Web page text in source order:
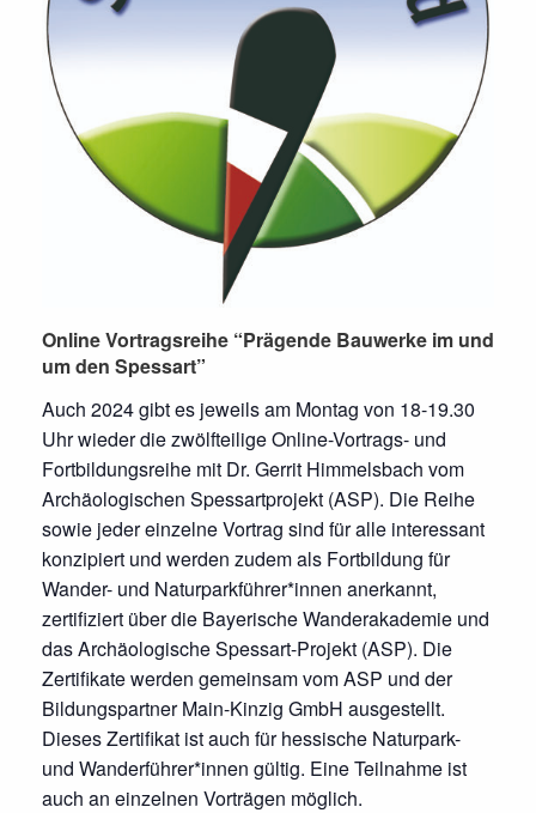
Online Vortragsreihe “Prägende Bauwerke im und
um den Spessart”
Auch 2024 gibt es jeweils am Montag von 18-19.30
Uhr wieder die zwölfteilige Online-Vortrags- und
Fortbildungsreihe mit Dr. Gerrit Himmelsbach vom
Archäologischen Spessartprojekt (ASP). Die Reihe
sowie jeder einzelne Vortrag sind für alle interessant
konzipiert und werden zudem als Fortbildung für
Wander- und Naturparkführer*innen anerkannt,
zertifiziert über die Bayerische Wanderakademie und
das Archäologische Spessart-Projekt (ASP). Die
Zertifikate werden gemeinsam vom ASP und der
Bildungspartner Main-Kinzig GmbH ausgestellt.
Dieses Zertifikat ist auch für hessische Naturpark-
und Wanderführer*innen gültig. Eine Teilnahme ist
auch an einzelnen Vorträgen möglich.